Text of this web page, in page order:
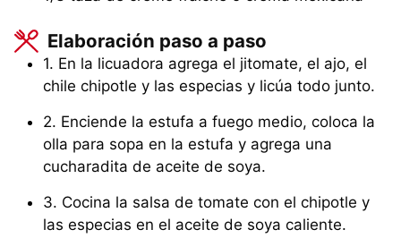
Elaboración paso a paso
1. En la licuadora agrega el jitomate, el ajo, el
chile chipotle y las especias y licúa todo junto.
2. Enciende la estufa a fuego medio, coloca la
olla para sopa en la estufa y agrega una
cucharadita de aceite de soya.
3. Cocina la salsa de tomate con el chipotle y
las especias en el aceite de soya caliente.